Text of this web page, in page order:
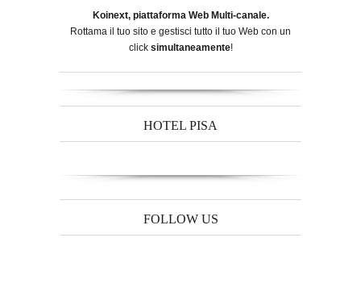
Koinext, piattaforma Web Multi-canale.
Rottama il tuo sito e gestisci tutto il tuo Web con un
click simultaneamente!
HOTEL PISA
FOLLOW US